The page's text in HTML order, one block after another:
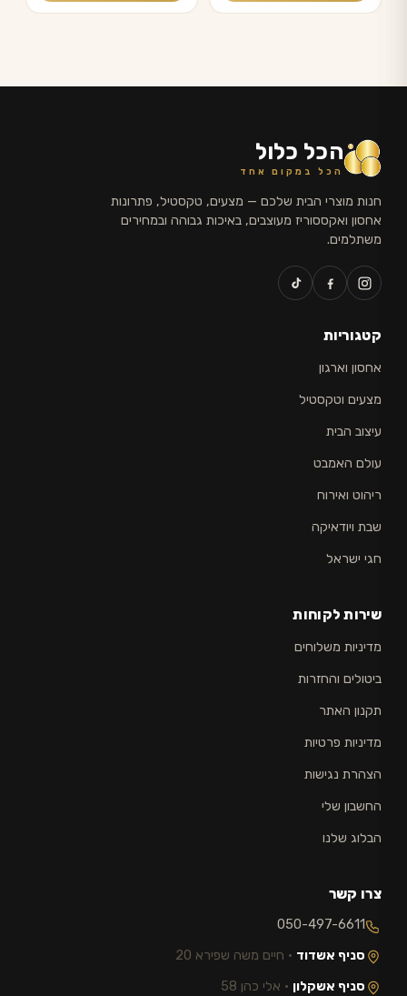
הכל כלול
הכל במקום אחד
חנות מוצרי הבית שלכם — מצעים, טקסטיל, פתרונות
אחסון ואקססוריז מעוצבים, באיכות גבוהה ובמחירים
משתלמים.
קטגוריות
אחסון וארגון
מצעים וטקסטיל
עיצוב הבית
עולם האמבט
ריהוט ואירוח
שבת ויודאיקה
חגי ישראל
שירות לקוחות
מדיניות משלוחים
ביטולים והחזרות
תקנון האתר
מדיניות פרטיות
הצהרת נגישות
החשבון שלי
הבלוג שלנו
צרו קשר
050-497-6611
סניף אשדוד · חיים משה שפירא 20
סניף אשקלון · אלי כהן 58